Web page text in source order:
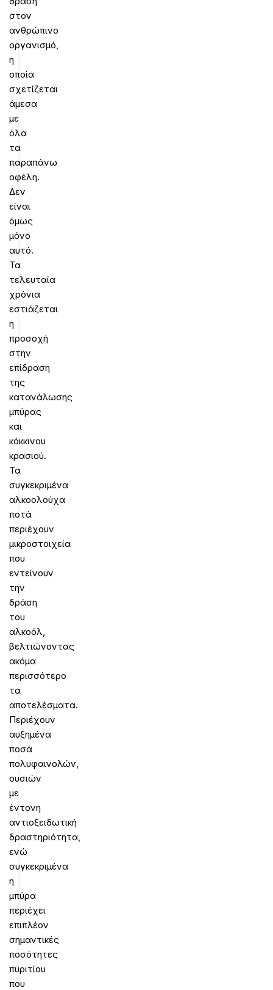
στον
ανθρώπινο
οργανισμό,
η
οποία
σχετίζεται
άμεσα
με
όλα
τα
παραπάνω
οφέλη.
Δεν
είναι
όμως
μόνο
αυτό.
Τα
τελευταία
χρόνια
εστιάζεται
η
προσοχή
στην
επίδραση
της
κατανάλωσης
μπύρας
και
κόκκινου
κρασιού.
Τα
συγκεκριμένα
αλκοολούχα
ποτά
περιέχουν
μικροστοιχεία
που
εντείνουν
την
δράση
του
αλκοόλ,
βελτιώνοντας
ακόμα
περισσότερο
τα
αποτελέσματα.
Περιέχουν
αυξημένα
ποσά
πολυφαινολών,
ουσιών
με
έντονη
αντιοξειδωτική
δραστηριότητα,
ενώ
συγκεκριμένα
η
μπύρα
περιέχει
επιπλέον
σημαντικές
ποσότητες
πυριτίου
που